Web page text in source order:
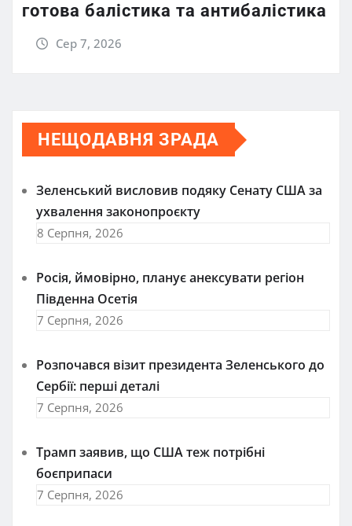
готова балістика та антибалістика
Сер 7, 2026
НЕЩОДАВНЯ ЗРАДА
Зеленський висловив подяку Сенату США за
ухвалення законопроєкту
8 Серпня, 2026
Росія, ймовірно, планує анексувати регіон
Південна Осетія
7 Серпня, 2026
Розпочався візит президента Зеленського до
Сербії: перші деталі
7 Серпня, 2026
Трамп заявив, що США теж потрібні
боєприпаси
7 Серпня, 2026